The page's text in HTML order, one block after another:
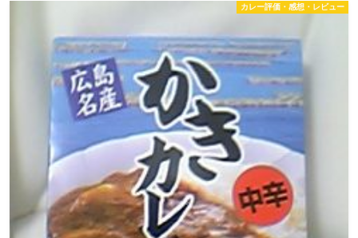
カレー評価・感想・レビュー